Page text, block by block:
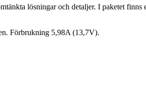
lösningar och detaljer. I paketet
Förbrukning 5,98A (13,7V).